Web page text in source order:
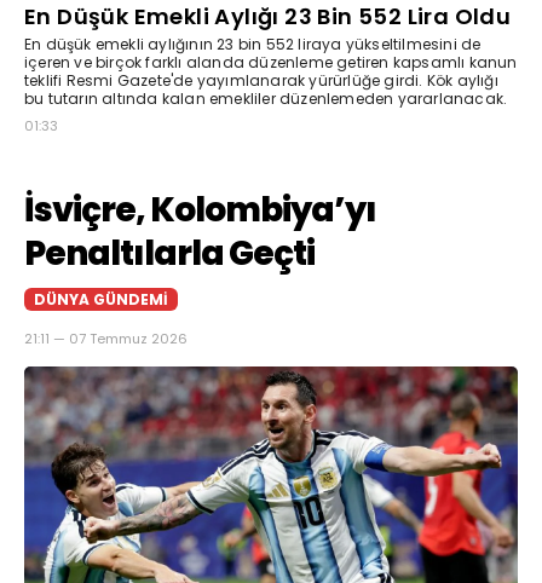
En Düşük Emekli Aylığı 23 Bin 552 Lira Oldu
En düşük emekli aylığının 23 bin 552 liraya yükseltilmesini de
içeren ve birçok farklı alanda düzenleme getiren kapsamlı kanun
teklifi Resmi Gazete'de yayımlanarak yürürlüğe girdi. Kök aylığı
bu tutarın altında kalan emekliler düzenlemeden yararlanacak.
01:33